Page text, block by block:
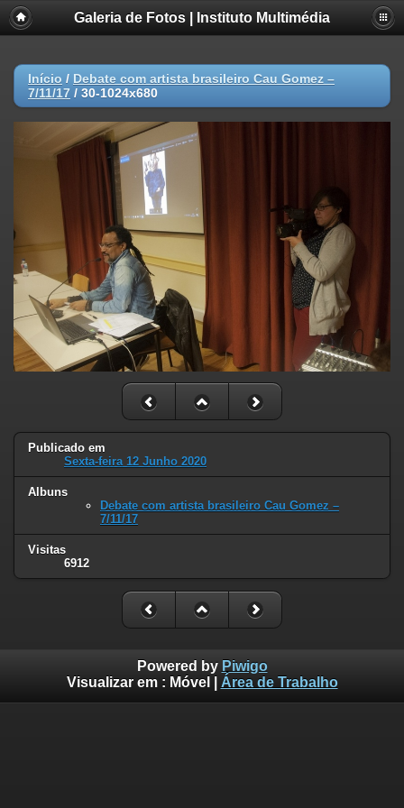
Galeria de Fotos | Instituto Multimédia
Início / Debate com artista brasileiro Cau Gomez –
7/11/17 / 30-1024x680
Publicado em
Sexta-feira 12 Junho 2020
Albuns
Debate com artista brasileiro Cau Gomez –
7/11/17
Visitas
6912
Powered by Piwigo
Visualizar em : Móvel Área de Trabalho